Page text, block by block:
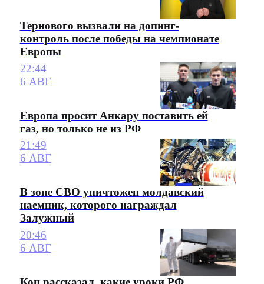
Тернового вызвали на допинг-
контроль после победы на чемпионате
Европы
22:44
6 АВГ
Европа просит Анкару поставить ей
газ, но только не из РФ
21:49
6 АВГ
В зоне СВО уничтожен молдавский
наемник, которого награждал
Залужный
20:46
6 АВГ